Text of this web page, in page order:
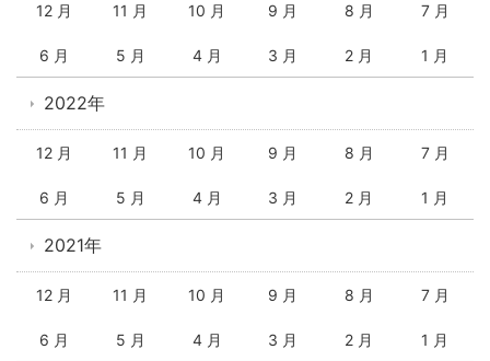
12 月 11 月 10 月 9 月 8 月 7 月
6 月 5 月 4 月 3 月 2 月 1 月
2022年
12 月 11 月 10 月 9 月 8 月 7 月
6 月 5 月 4 月 3 月 2 月 1 月
2021年
12 月 11 月 10 月 9 月 8 月 7 月
6 月 5 月 4 月 3 月 2 月 1 月